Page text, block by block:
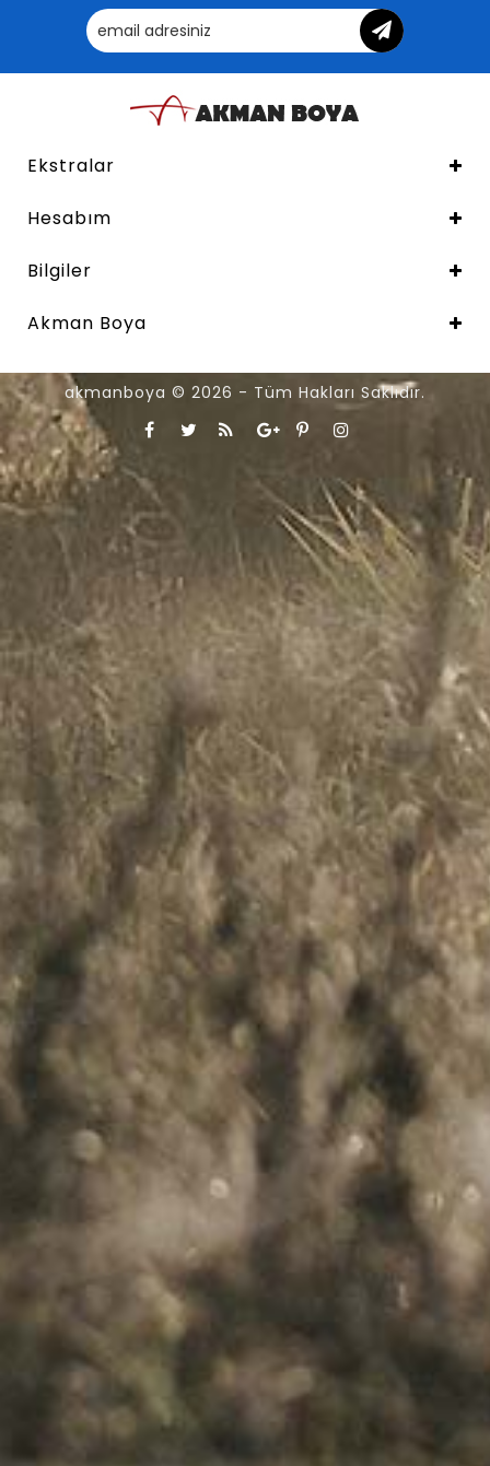
Ekstralar
Hesabım
Bilgiler
Akman Boya
akmanboya © 2026 - Tüm Hakları Saklıdır.